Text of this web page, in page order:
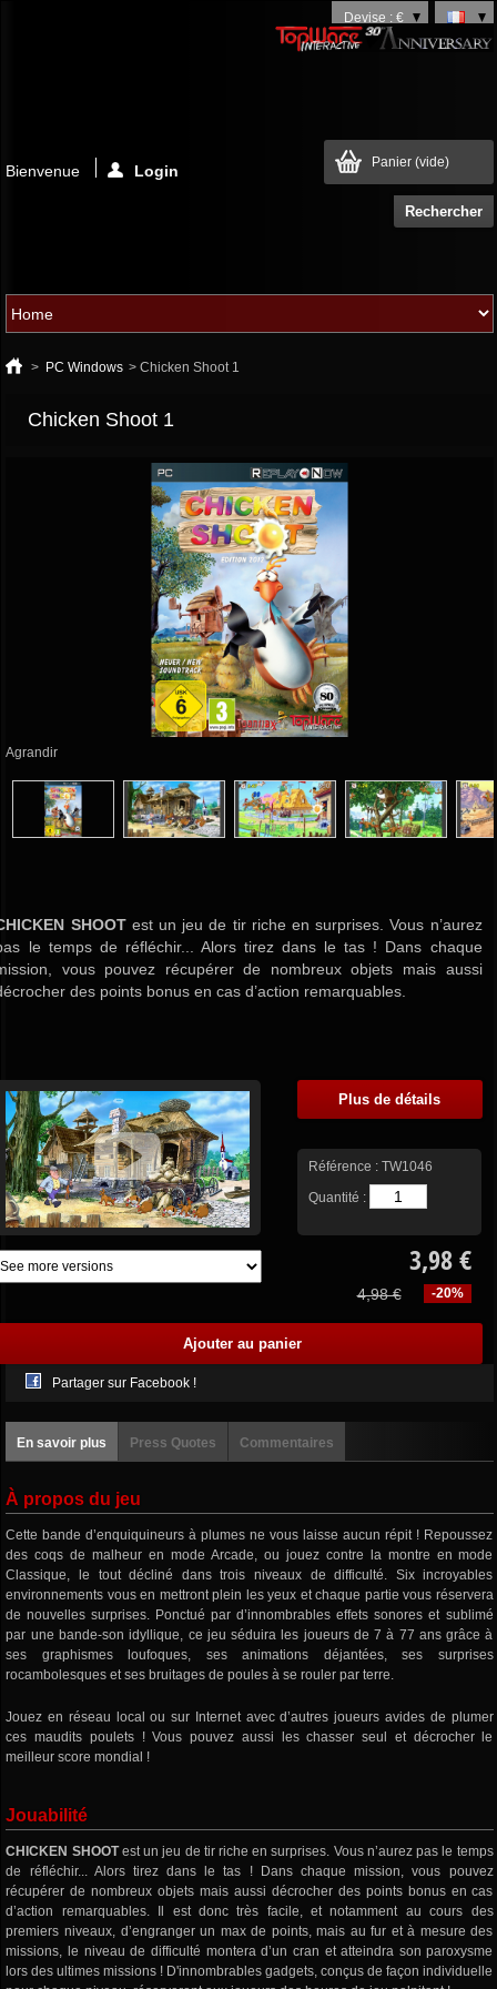
Devise : €
Panier (vide)
Bienvenue Login
> PC Windows > Chicken Shoot 1
Chicken Shoot 1
Agrandir
SHOOTest un jeu de tir riche en surprises. Vous n’aurez
le temps de réfléchir... Alors tirez dans le tas ! Dans chaque
vous pouvez récupérer de nombreux objets mais aussi
des points bonus en cas d’action remarquables.
Plus de détails
Référence : TW1046
Quantité :
3,98 €
-20%
4,98 €
Partager sur Facebook !
En savoir plus Press Quotes Commentaires
À propos du jeu
Cette bande d’enquiquineurs à plumes ne vous laisse aucun répit ! Repoussez
des coqs de malheur en mode Arcade, ou jouez contre la montre en mode
Classique, le tout décliné dans trois niveaux de difficulté. Six incroyables
environnements vous en mettront plein les yeux et chaque partie vous réservera
de nouvelles surprises. Ponctué par d’innombrables effets sonores et sublimé
par une bande-son idyllique, ce jeu séduira les joueurs de 7 à 77 ans grâce à
ses graphismes loufoques, ses animations déjantées, ses surprises
rocambolesques et ses bruitages de poules à se rouler par terre.
Jouez en réseau local ou sur Internet avec d’autres joueurs avides de plumer
ces maudits poulets ! Vous pouvez aussi les chasser seul et décrocher le
meilleur score mondial !
Jouabilité
CHICKEN SHOOTest un jeu de tir riche en surprises. Vous n’aurez pas le temps
de réfléchir... Alors tirez dans le tas ! Dans chaque mission, vous pouvez
récupérer de nombreux objets mais aussi décrocher des points bonus en cas
d’action remarquables. Il est donc très facile, et notamment au cours des
premiers niveaux, d’engranger un max de points, mais au fur et à mesure des
missions, le niveau de difficulté montera d’un cran et atteindra son paroxysme
lors des ultimes missions ! D'innombrables gadgets, conçus de façon individuelle